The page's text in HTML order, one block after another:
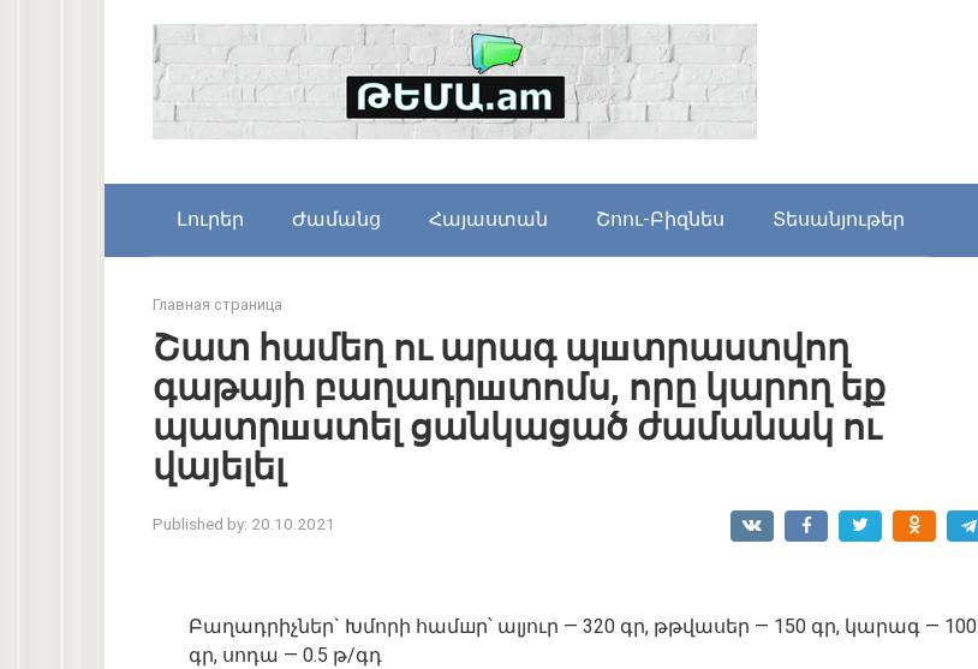
Լուրեր Ժամանց Հայաստան Շոու-Բիզնես Տեսանյութեր
Главная страница
Շատ համեղ ու արագ պшտրաստվող
գաթայի բաղադրшտոմս, որը կարող եք
պատրшստել ցանկացած ժամանակ ու
վայելել
Published by: 20.10.2021
Բաղադրիչներ` Խմորի համшր՝ ալյուր — 320 գր, թթվասեր — 150 գր, կարագ — 100
գր, սոդա — 0.5 թ/գդ